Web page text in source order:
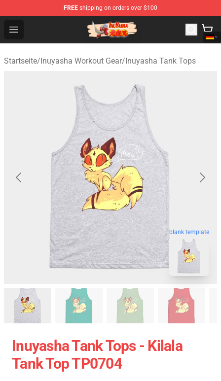
FREE shipping on orders over $100
Open menu
Inuyasha Store - Official Inuyasha Merchandise Shop
Startseite/Inuyasha Workout Gear/Inuyasha Tank Tops
blank template
Inuyasha Tank Tops - Kilala
Tank Top TP0704